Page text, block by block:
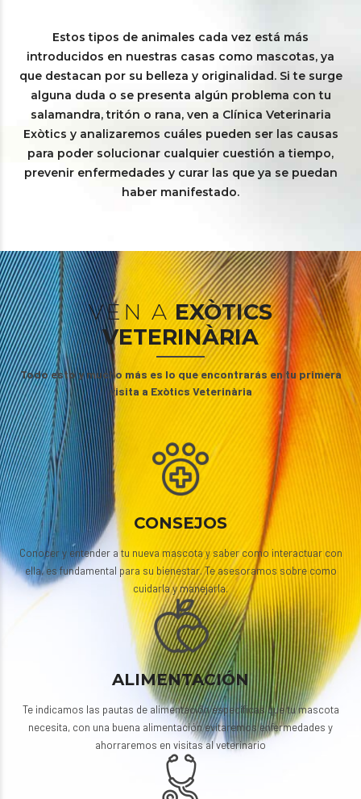
Estos tipos de animales cada vez está más
introducidos en nuestras casas como mascotas, ya
que destacan por su belleza y originalidad. Si te surge
alguna duda o se presenta algún problema con tu
salamandra, tritón o rana, ven a Clínica Veterinaria
Exòtics y analizaremos cuáles pueden ser las causas
para poder solucionar cualquier cuestión a tiempo,
prevenir enfermedades y curar las que ya se puedan
haber manifestado.
VEN AEXÒTICS
VETERINÀRIA
Todo esto y mucho más es lo que encontrarás en tu primera
visita a Exòtics Veterinària
CONSEJOS
Conocer y entender a tu nueva mascota y saber como interactuar con
ella, es fundamental para su bienestar. Te asesoramos sobre como
cuidarla y manejarla.
ALIMENTACIÓN
Te indicamos las pautas de alimentación específicas que tu mascota
necesita, con una buena alimentación evitaremos enfermedades y
ahorraremos en visitas al veterinario